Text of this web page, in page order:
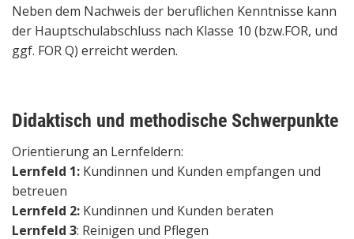
Neben dem Nachweis der beruflichen Kenntnisse kann
der Hauptschulabschluss nach Klasse 10 (bzw.FOR, und
ggf. FOR Q) erreicht werden.
Didaktisch und methodische Schwerpunkte
Orientierung an Lernfeldern:
Lernfeld 1: Kundinnen und Kunden empfangen und
betreuen
Lernfeld 2: Kundinnen und Kunden beraten
Lernfeld 3: Reinigen und Pflegen